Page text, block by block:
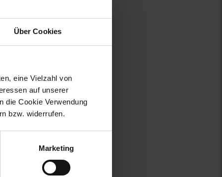
Über Cookies
eine Vielzahl von
auf unserer
die Cookie Verwendung
bzw. widerrufen.
Marketing